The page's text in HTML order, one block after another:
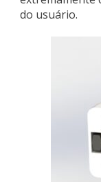
do usuário.